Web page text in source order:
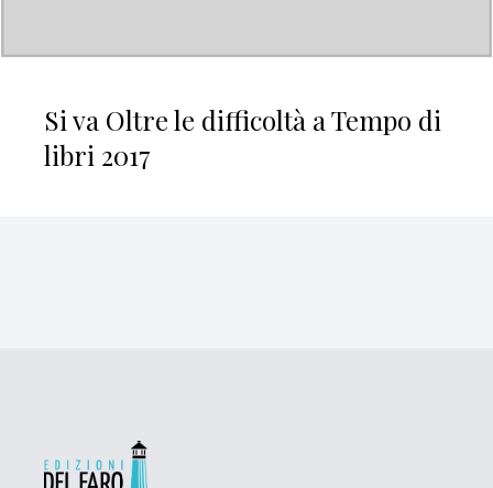
Si va Oltre le difficoltà a Tempo di
libri 2017